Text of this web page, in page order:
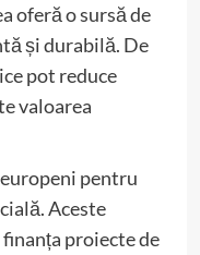
oferă o sursă de
și durabilă. De
pot reduce
valoarea
pentru
Aceste
proiecte de